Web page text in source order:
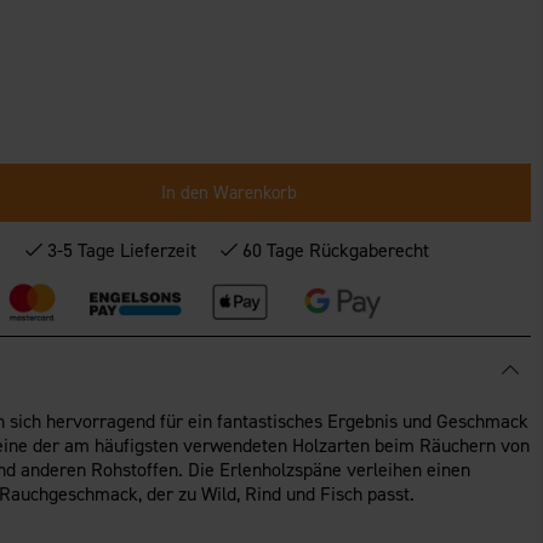
In den Warenkorb
3-5 Tage Lieferzeit 60 Tage Rückgaberecht
sich hervorragend für ein fantastisches Ergebnis und Geschmack
der am häufigsten verwendeten Holzarten beim Räuchern von
anderen Rohstoffen. Die Erlenholzspäne verleihen einen
der zu Wild, Rind und Fisch passt.